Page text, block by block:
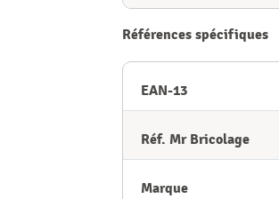
Références spécifiques
EAN-13
Réf. Mr Bricolage
Marque